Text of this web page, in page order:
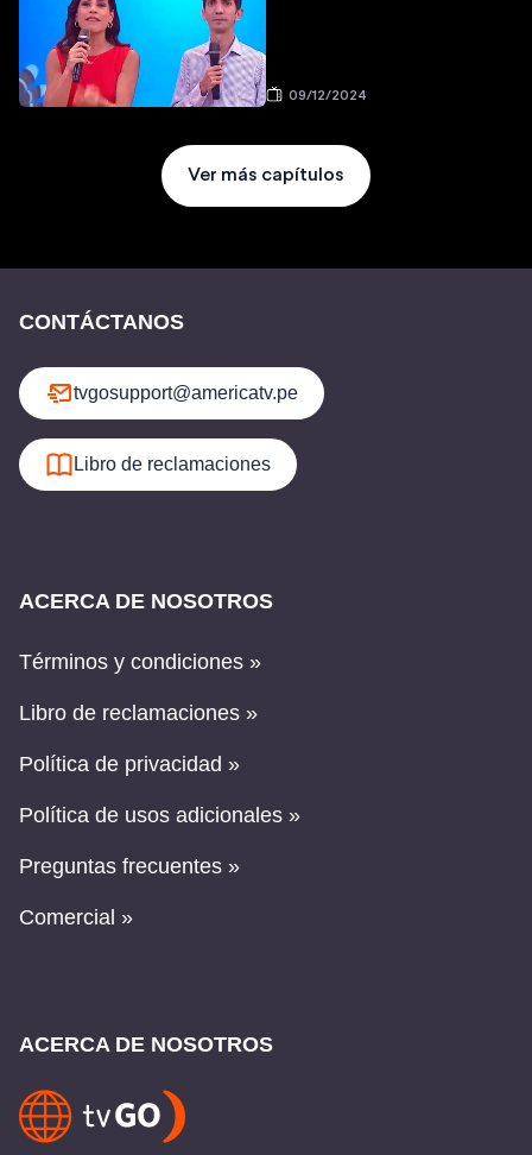
09/12/2024
Ver más capítulos
CONTÁCTANOS
tvgosupport@americatv.pe
Libro de reclamaciones
ACERCA DE NOSOTROS
Términos y condiciones »
Libro de reclamaciones »
Política de privacidad »
Política de usos adicionales »
Preguntas frecuentes »
Comercial »
ACERCA DE NOSOTROS